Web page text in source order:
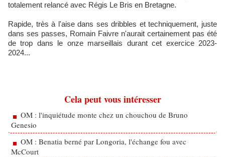
totalement relancé avec Régis Le Bris en Bretagne.
Rapide, très à l'aise dans ses dribbles et techniquement, juste
dans ses passes, Romain Faivre n'aurait certainement pas été
de trop dans le onze marseillais durant cet exercice 2023-
2024...
Cela peut vous intéresser
OM : l'inquiétude monte chez un chouchou de Bruno
Genesio
OM : Benatia berné par Longoria, l'échange fou avec
McCourt